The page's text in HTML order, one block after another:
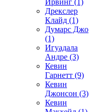
Дрекслер
Клайд (1)
Думарс Джо
(1)
Игуадала
Андре (3)
Кевин
Гарнетт (9)
Кевин
Джонсон (3)
Кевин